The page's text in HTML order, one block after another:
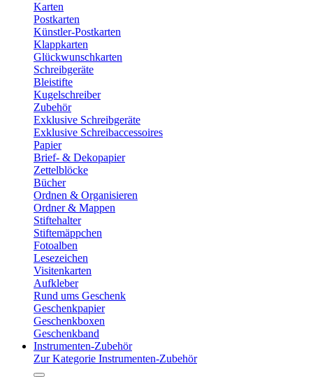
Karten
Postkarten
Künstler-Postkarten
Klappkarten
Glückwunschkarten
Schreibgeräte
Bleistifte
Kugelschreiber
Zubehör
Exklusive Schreibgeräte
Exklusive Schreibaccessoires
Papier
Brief- & Dekopapier
Zettelblöcke
Bücher
Ordnen & Organisieren
Ordner & Mappen
Stiftehalter
Stiftemäppchen
Fotoalben
Lesezeichen
Visitenkarten
Aufkleber
Rund ums Geschenk
Geschenkpapier
Geschenkboxen
Geschenkband
Instrumenten-Zubehör
Zur Kategorie Instrumenten-Zubehör